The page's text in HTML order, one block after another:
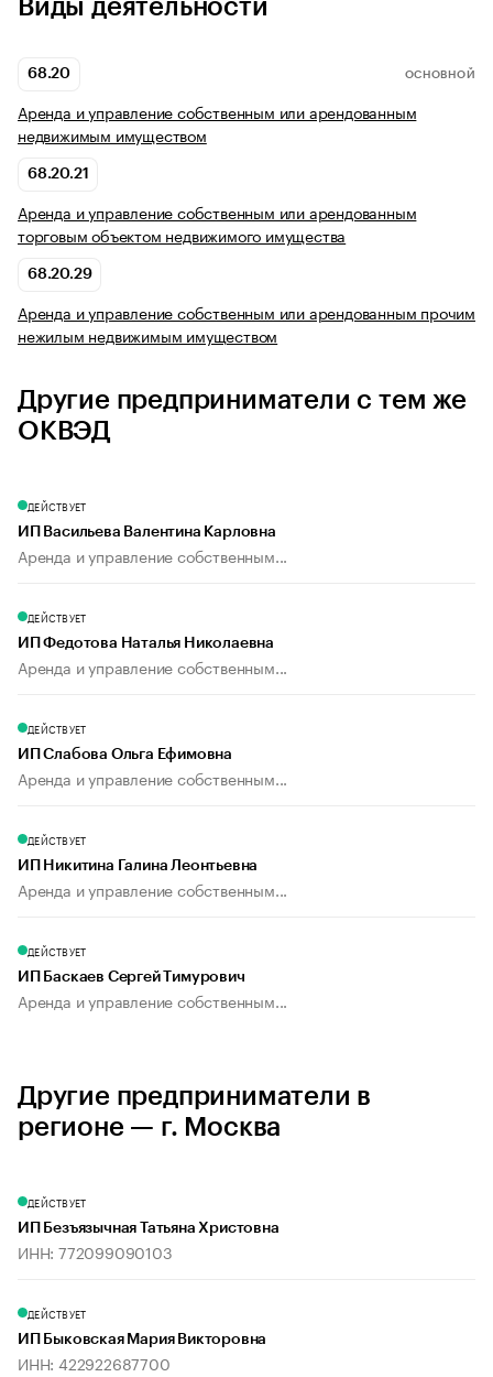
Виды деятельности
68.20 ОСНОВНОЙ
Аренда и управление собственным или арендованным
недвижимым имуществом
68.20.21
Аренда и управление собственным или арендованным
торговым объектом недвижимого имущества
68.20.29
Аренда и управление собственным или арендованным прочим
нежилым недвижимым имуществом
Другие предприниматели с тем же
ОКВЭД
ДЕЙСТВУЕТ
ИП Васильева Валентина Карловна
Аренда и управление собственным...
ДЕЙСТВУЕТ
ИП Федотова Наталья Николаевна
Аренда и управление собственным...
ДЕЙСТВУЕТ
ИП Слабова Ольга Ефимовна
Аренда и управление собственным...
ДЕЙСТВУЕТ
ИП Никитина Галина Леонтьевна
Аренда и управление собственным...
ДЕЙСТВУЕТ
ИП Баскаев Сергей Тимурович
Аренда и управление собственным...
Другие предприниматели в
регионе — г. Москва
ДЕЙСТВУЕТ
ИП Безъязычная Татьяна Христовна
ИНН: 772099090103
ДЕЙСТВУЕТ
ИП Быковская Мария Викторовна
ИНН: 422922687700